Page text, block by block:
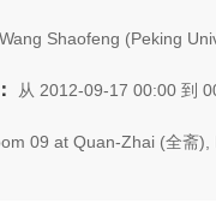
Wang Shaofeng (Peking
从 2012-09-17 00:00 到
09 at Quan-Zhai (全斋